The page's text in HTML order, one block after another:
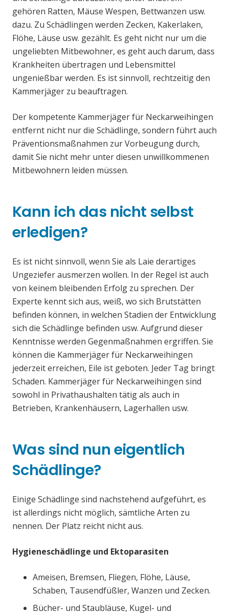
gehören Ratten, Mäuse Wespen, Bettwanzen usw.
dazu. Zu Schädlingen werden Zecken, Kakerlaken,
Flöhe, Läuse usw. gezählt. Es geht nicht nur um die
ungeliebten Mitbewohner, es geht auch darum, dass
Krankheiten übertragen und Lebensmittel
ungenießbar werden. Es ist sinnvoll, rechtzeitig den
Kammerjäger zu beauftragen.
Der kompetente Kammerjäger für Neckarweihingen
entfernt nicht nur die Schädlinge, sondern führt auch
Präventionsmaßnahmen zur Vorbeugung durch,
damit Sie nicht mehr unter diesen unwillkommenen
Mitbewohnern leiden müssen.
Kann ich das nicht selbst
erledigen?
Es ist nicht sinnvoll, wenn Sie als Laie derartiges
Ungeziefer ausmerzen wollen. In der Regel ist auch
von keinem bleibenden Erfolg zu sprechen. Der
Experte kennt sich aus, weiß, wo sich Brutstätten
befinden können, in welchen Stadien der Entwicklung
sich die Schädlinge befinden usw. Aufgrund dieser
Kenntnisse werden Gegenmaßnahmen ergriffen. Sie
können die Kammerjäger für Neckarweihingen
jederzeit erreichen, Eile ist geboten. Jeder Tag bringt
Schaden. Kammerjäger für Neckarweihingen sind
sowohl in Privathaushalten tätig als auch in
Betrieben, Krankenhäusern, Lagerhallen usw.
Was sind nun eigentlich
Schädlinge?
Einige Schädlinge sind nachstehend aufgeführt, es
ist allerdings nicht möglich, sämtliche Arten zu
nennen. Der Platz reicht nicht aus.
Hygieneschädlinge und Ektoparasiten
Ameisen, Bremsen, Fliegen, Flöhe, Läuse,
Schaben, Tausendfüßler, Wanzen und Zecken.
Bücher- und Staubläuse, Kugel- und